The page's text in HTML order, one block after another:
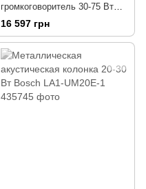
громкоговоритель 30-75 Вт
Bosch LC2-PC30G6-8L
16 597 грн